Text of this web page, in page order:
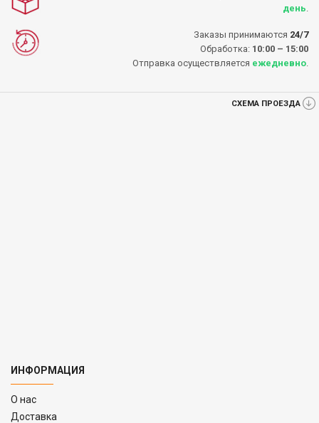
день
Заказы принимаются 24/7
Обработка: 10:00 – 15:00
Отправка осуществляется ежедневно
СХЕМА ПРОЕЗДА
ИНФОРМАЦИЯ
O нас
Доставка